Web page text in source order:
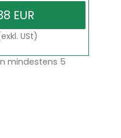
USt)
mindestens 5